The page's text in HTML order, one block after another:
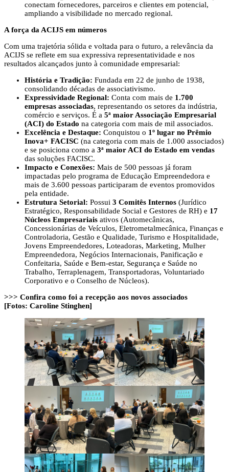
conectam fornecedores, parceiros e clientes em potencial,
ampliando a visibilidade no mercado regional.
A força da ACIJS em números
Com uma trajetória sólida e voltada para o futuro, a relevância da
ACIJS se reflete em sua expressiva representatividade e nos
resultados alcançados junto à comunidade empresarial:
História e Tradição: Fundada em 22 de junho de 1938,
consolidando décadas de associativismo.
Expressividade Regional: Conta com mais de 1.700
empresas associadas, representando os setores da indústria,
comércio e serviços. É a 5ª maior Associação Empresarial
(ACI) do Estado na categoria com mais de mil associados.
Excelência e Destaque: Conquistou o 1º lugar no Prêmio
Inova+ FACISC (na categoria com mais de 1.000 associados)
e se posiciona como a 3ª maior ACI do Estado em vendas
das soluções FACISC.
Impacto e Conexões: Mais de 500 pessoas já foram
impactadas pelo programa de Educação Empreendedora e
mais de 3.600 pessoas participaram de eventos promovidos
pela entidade.
Estrutura Setorial: Possui 3 Comitês Internos (Jurídico
Estratégico, Responsabilidade Social e Gestores de RH) e 17
Núcleos Empresariais ativos (Automecânicas,
Concessionárias de Veículos, Eletrometalmecânica, Finanças e
Controladoria, Gestão e Qualidade, Turismo e Hospitalidade,
Jovens Empreendedores, Loteadoras, Marketing, Mulher
Empreendedora, Negócios Internacionais, Panificação e
Confeitaria, Saúde e Bem-estar, Segurança e Saúde no
Trabalho, Terraplenagem, Transportadoras, Voluntariado
Corporativo e o Conselho de Núcleos).
>>> Confira como foi a recepção aos novos associados
[Fotos: Caroline Stinghen]